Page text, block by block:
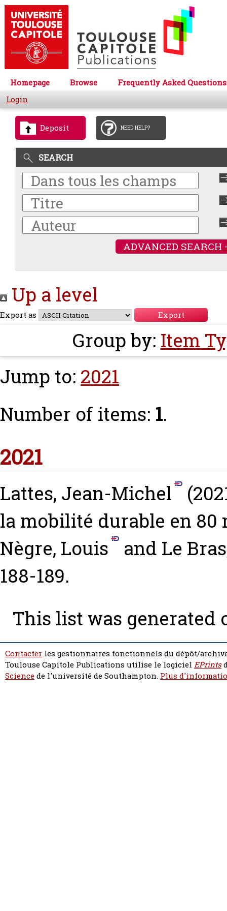
Homepage Browse
Frequently Asked Questions
Login
Deposit NEED HELP?
SEARCH
ADVANCED SEARCH
Up a level
Export as
Group by: Item
Jump to: 2021
Number of items: 1.
2021
Lattes, Jean-Michel
la mobilité durable en 80
Nègre, Louis
and Le
188-189.
This list was generated
Contacter les gestionnaires fonctionnels du dépôt/
Toulouse Capitole Publications utilise le logiciel EPrints
Sciencede l'université de Southampton. Plus